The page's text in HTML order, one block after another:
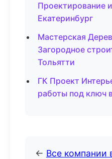
Проектирование
Екатеринбург
Мастерская
Загородное
Тольятти
ГК Проект
работы под ключ
← Все компании